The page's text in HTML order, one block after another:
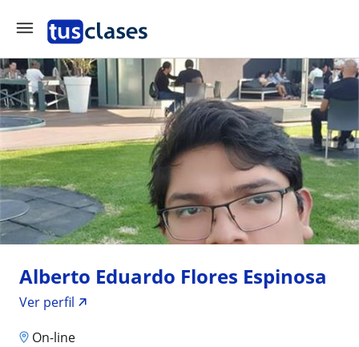
Alberto Eduardo Flores Espinosa
Ver perfil
On-line